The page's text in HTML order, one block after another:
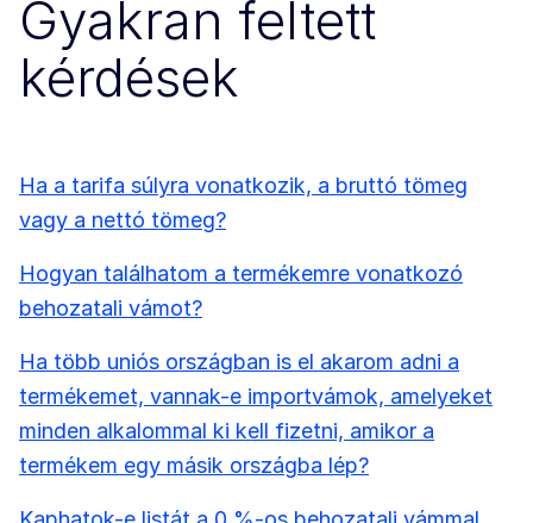
Gyakran feltett
kérdések
Ha a tarifa súlyra vonatkozik, a bruttó tömeg
vagy a nettó tömeg?
Hogyan találhatom a termékemre vonatkozó
behozatali vámot?
Ha több uniós országban is el akarom adni a
termékemet, vannak-e importvámok, amelyeket
minden alkalommal ki kell fizetni, amikor a
termékem egy másik országba lép?